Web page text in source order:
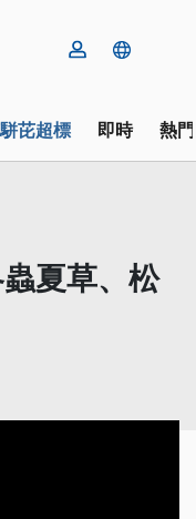
芘超標 即時 熱
夏草、松